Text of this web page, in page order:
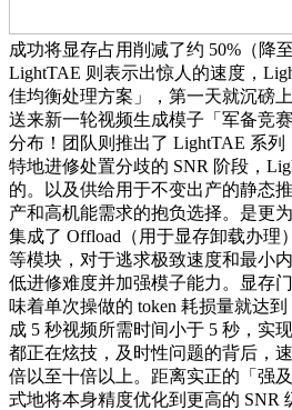
成功将显存占用削减了约 50%（降
LightTAE 则表示出惊人的速度，
佳均衡处理方案」，第一天就沉磅
送来新一轮视频生成模子「军备竞
分布！团队则推出了 LightTAE 系
特地进修处置分歧的 SNR 阶段，
的。以及供给用于不变出产的静态
产和高机能需求的抱负选择。是更
集成了 Offload（用于显存卸载办理
等模块，对于逃求极致速度和最小
低进修难度并加强模子能力。显存
味着单次操做的 token 耗损量就达
成 5 秒视频所需时间小于 5 秒，
都正在炫技，及时性问题的背后，
倍以至十倍以上。距离实正的「强
式地将本身精度优化到更高的 SNR